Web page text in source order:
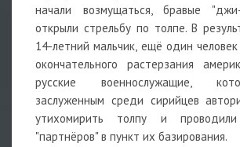
начали возмущаться, бравые
открыли стрельбу по толпе. В
14-летний мальчик, ещё один
окончательного растерзания
русские военнослужащие,
заслуженным среди сирийцев
утихомирить толпу и проводили
"партнёров" в пункт их базирования.